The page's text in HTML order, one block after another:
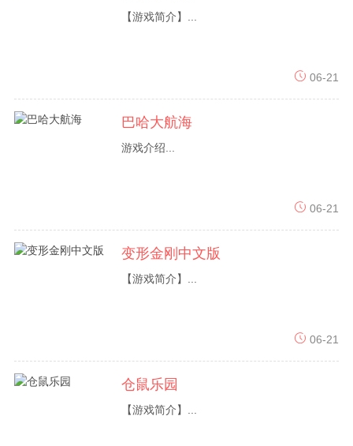
【游戏简介】...
06-21
巴哈大航海
游戏介绍...
06-21
变形金刚中文版
【游戏简介】...
06-21
仓鼠乐园
【游戏简介】...